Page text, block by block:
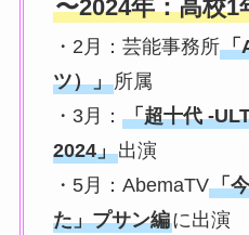
〜2024年：高校1
・2月：芸能事務所「
ツ）」所属
・3月： 「超十代 -
2024」出演
・5月：AbemaTV「
た」プサン編に出演